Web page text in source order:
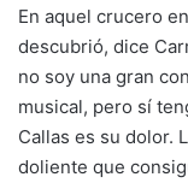
En aquel crucero
descubrió, dice
no soy una gran
musical, pero sí
Callas es su dolor.
doliente que